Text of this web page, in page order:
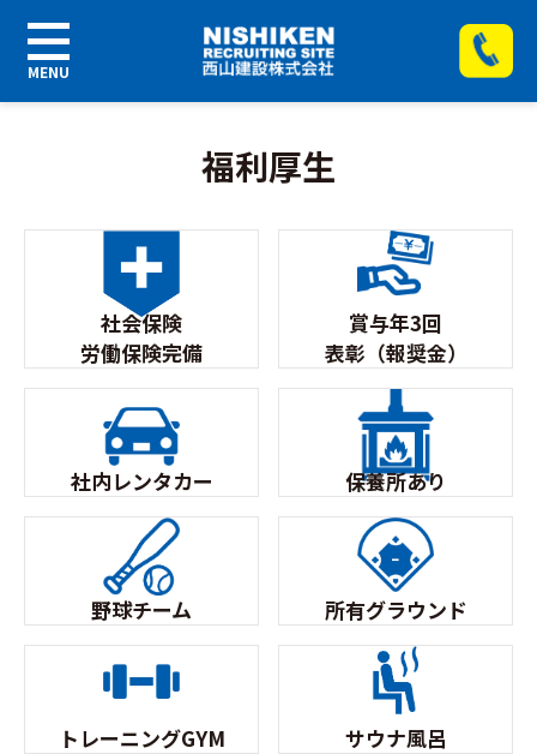
福利厚生
社会保険
労働保険完備
賞与年3回
表彰（報奨金）
社内レンタカー 保養所あり
野球チーム 所有グラウンド
トレーニングGYM サウナ風呂